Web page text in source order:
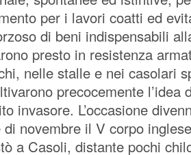
per i lavori coatti ed
di beni indispensabili
presto in resistenza
nelle stalle e nei casolari
precocemente l’idea
invasore. L’occasione
novembre il V corpo
a Casoli, distante pochi